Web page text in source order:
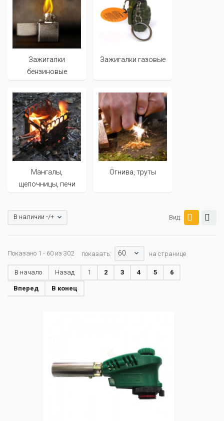
Зажигалки
бензиновые
Зажигалки газовые
Мангалы,
щепочницы, печи
Огнива, труты
Вид:
В наличии -/+
Показано 1 - 60 из 302 показать: 60 на странице
В начало Назад 1 2 3 4 5 6
Вперед В конец